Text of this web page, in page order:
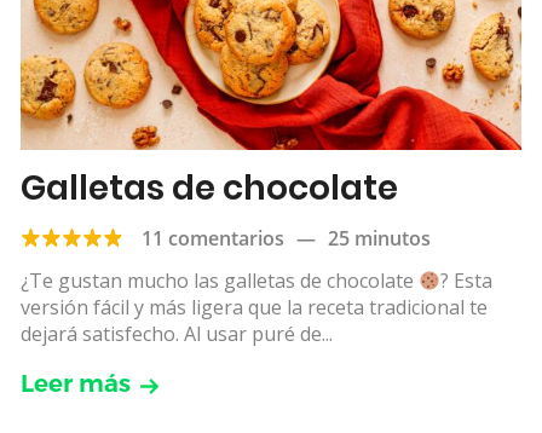
Galletas de chocolate
11 comentarios — 25 minutos
¿Te gustan mucho las galletas de chocolate
? Esta
versión fácil y más ligera que la receta tradicional te
dejará satisfecho. Al usar puré de...
Leer más